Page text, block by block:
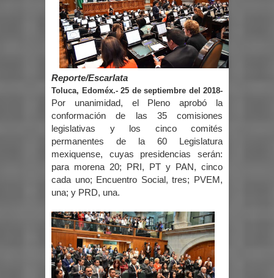
Reporte/Escarlata
Toluca, Edoméx.- 25 de septiembre del 2018-
Por unanimidad, el Pleno aprobó la
conformación de las 35 comisiones
legislativas y los cinco comités
permanentes de la 60 Legislatura
mexiquense, cuyas presidencias serán:
para morena 20; PRI, PT y PAN, cinco
cada uno; Encuentro Social, tres; PVEM,
una; y PRD, una.